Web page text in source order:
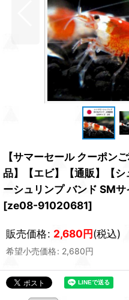
【サマーセール クーポン
品】【エビ】【通販】【
ーシュリンプ バンド SM
[ze08-91020681]
販売価格: 2,680円(税込)
希望小売価格: 2,680円